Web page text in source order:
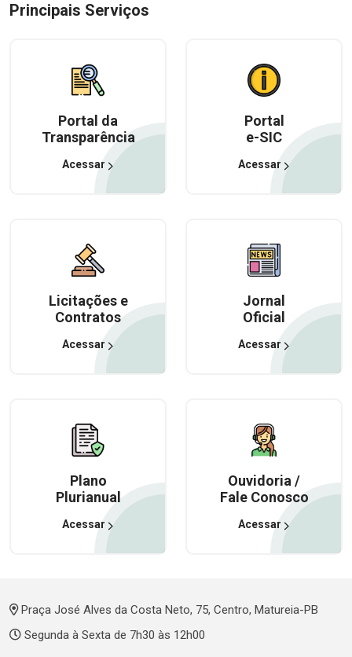
Principais Serviços
Portal da
Transparência
Acessar
Portal
e-SIC
Acessar
Licitações e
Contratos
Acessar
Jornal
Oficial
Acessar
Plano
Plurianual
Acessar
Ouvidoria /
Fale Conosco
Acessar
Praça José Alves da Costa Neto, 75, Centro, Matureia-PB
Segunda à Sexta de 7h30 às 12h00